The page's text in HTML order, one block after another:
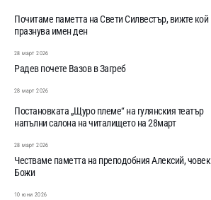
Почитаме паметта на Свети Силвестър, вижте кой
празнува имен ден
28 март 2026
Радев почете Вазов в Загреб
28 март 2026
Постановката „Щуро племе“ на гулянския театър
напълни салона на читалището на 28март
28 март 2026
Честваме паметта на преподобния Алексий, човек
Божи
10 юни 2026